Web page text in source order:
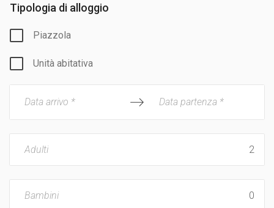
Tipologia di alloggio
Piazzola
Unità abitativa
Data arrivo * Data partenza *
Adulti
Bambini